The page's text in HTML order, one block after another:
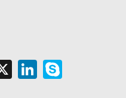
X LinkedIn